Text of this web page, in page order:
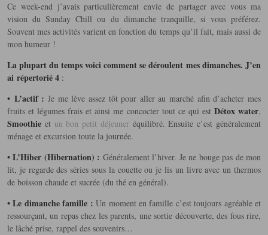
Ce week-end j’avais particulièrement envie de partager avec vous ma
vision du Sunday Chill ou du dimanche tranquille, si vous préférez.
Souvent mes activités varient en fonction du temps qu’il fait, mais aussi de
mon humeur !
La plupart du temps voici comment se déroulent mes dimanches. J’en
ai répertorié 4 :
• L’actif : Je me lève assez tôt pour aller au marché afin d’acheter mes
fruits et légumes frais et ainsi me concocter tout ce qui est Détox water,
Smoothie et un bon petit déjeuneréquilibré. Ensuite c’est généralement
ménage et excursion toute la journée.
• L’Hiber (Hibernation) : Généralement l’hiver. Je ne bouge pas de mon
lit, je regarde des séries sous la couette ou je lis un livre avec un thermos
de boisson chaude et sucrée (du thé en général).
• Le dimanche famille : Un moment en famille c’est toujours agréable et
ressourçant, un repas chez les parents, une sortie découverte, des fous rire,
le lâché prise, rappel des souvenirs…